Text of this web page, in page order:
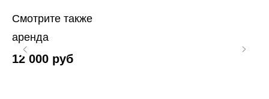
Смотрите также
аренда
12 000 руб